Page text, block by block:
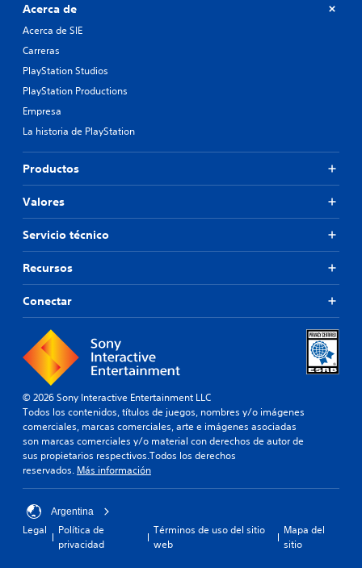
Acerca de
Acerca de SIE
Carreras
PlayStation Studios
PlayStation Productions
Empresa
La historia de PlayStation
Productos
Valores
Servicio técnico
Recursos
Conectar
© 2026 Sony Interactive Entertainment LLC
Todos los contenidos, títulos de juegos, nombres y/o imágenes
comerciales, marcas comerciales, arte e imágenes asociadas
son marcas comerciales y/o material con derechos de autor de
sus propietarios respectivos.Todos los derechos
reservados. Más información
Argentina
Legal
Política de
privacidad
Términos de uso del sitio
web
Mapa del
sitio